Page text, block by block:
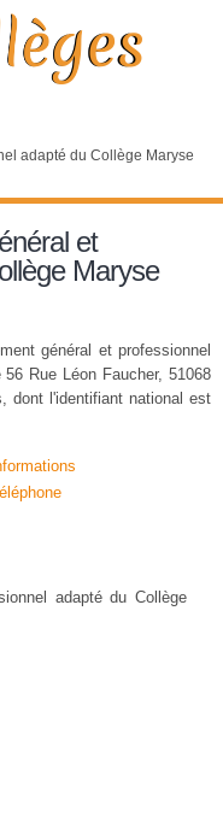
adapté du Collège Maryse
et
Maryse
général et professionnel
Rue Léon Faucher, 51068
dont l'identifiant national est
adapté du Collège